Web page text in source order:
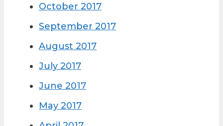
October 2017
September 2017
August 2017
July 2017
June 2017
May 2017